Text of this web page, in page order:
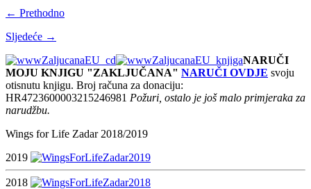
← Prethodno
Sljedeće →
NARUČI
MOJU KNJIGU "ZAKLJUČANA" NARUČI OVDJE svoju
otisnutu knjigu. Broj računa za donaciju:
HR4723600003215246981 Požuri, ostalo je još malo primjeraka za
narudžbu.
Wings for Life Zadar 2018/2019
2019
2018